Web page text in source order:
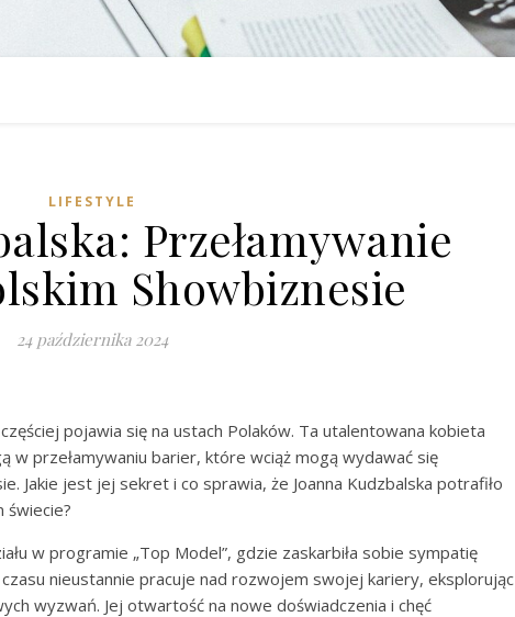
LIFESTYLE
Przełamywanie
Showbiznesie
24 października 2024
pojawia się na ustach Polaków. Ta utalentowana kobieta
w przełamywaniu barier, które wciąż mogą wydawać się
Jakie jest jej sekret i co sprawia, że Joanna Kudzbalska potrafiło
świecie?
w programie „Top Model”, gdzie zaskarbiła sobie sympatię
nieustannie pracuje nad rozwojem swojej kariery, eksplorując
wyzwań. Jej otwartość na nowe doświadczenia i chęć